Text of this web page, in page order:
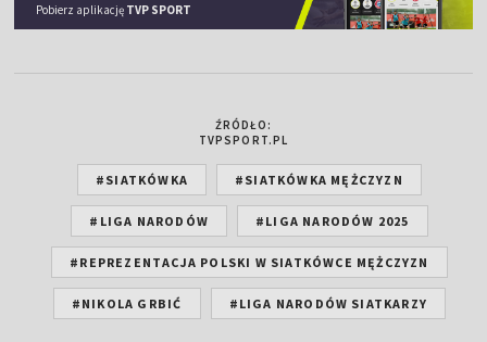
Pobierz aplikację TVP SPORT
ŹRÓDŁO:
TVPSPORT.PL
#SIATKÓWKA #SIATKÓWKA MĘŻCZYZN
#LIGA NARODÓW #LIGA NARODÓW 2025
#REPREZENTACJA POLSKI W SIATKÓWCE MĘŻCZYZN
#NIKOLA GRBIĆ #LIGA NARODÓW SIATKARZY